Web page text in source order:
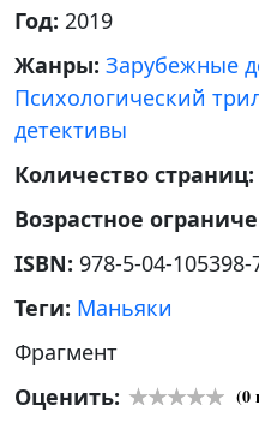
Год: 2019
Жанры: Зарубежные
Психологический
детективы
Количество страниц:
Возрастное
ISBN: 978-5-04-105398-
Теги: Маньяки
Фрагмент
Оценить:
(0